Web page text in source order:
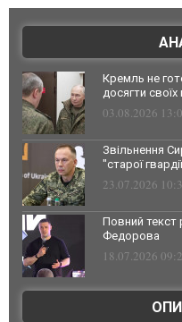
Кремль не
досягти
03.08.2026
Звільнення
"старої
23.07.2026
Повний текст
Федорова
18.07.2026